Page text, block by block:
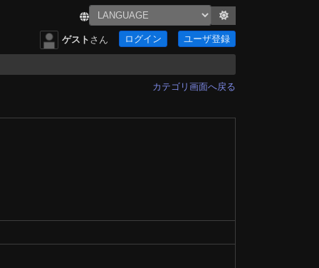
ゲスト さん ログイン ユーザ登録
カテゴリ画面へ戻る